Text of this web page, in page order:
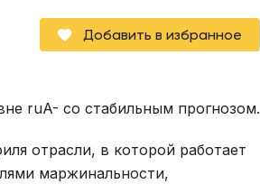
Добавить в избранное
ruA- со стабильным прогнозом.
отрасли, в которой работает
маржинальности,